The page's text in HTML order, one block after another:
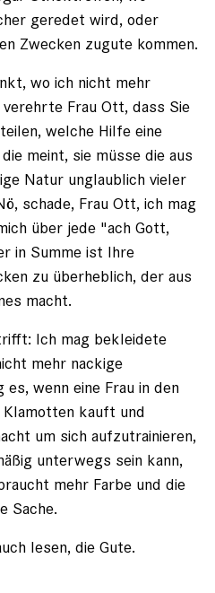
geredet wird, oder
Zwecken zugute kommen.
wo ich nicht mehr
Frau Ott, dass Sie
welche Hilfe eine
meint, sie müsse die aus
Natur unglaublich vieler
schade, Frau Ott, ich mag
über jede "ach Gott,
in Summe ist Ihre
zu überheblich, der aus
macht.
Ich mag bekleidete
mehr nackige
wenn eine Frau in den
kauft und
um sich aufzutrainieren,
unterwegs sein kann,
mehr Farbe und die
Sache.
lesen, die Gute.